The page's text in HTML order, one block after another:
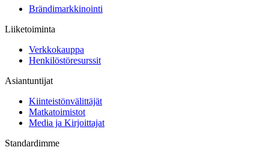
Brändimarkkinointi
Liiketoiminta
Verkkokauppa
Henkilöstöresurssit
Asiantuntijat
Kiinteistönvälittäjät
Matkatoimistot
Media ja Kirjoittajat
Standardimme